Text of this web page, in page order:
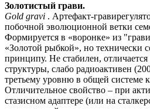
Золотистый грави.
Gold gravi . Артефакт-
побочной эволюционной ветки
Формируется в «воронке» из
«Золотой рыбкой», но технически
принципу. Не стабилен,
структуры, слабо радиоактивен
третьему уровню в общей системе
Отличительное свойство – при
стазисном адаптере (или на